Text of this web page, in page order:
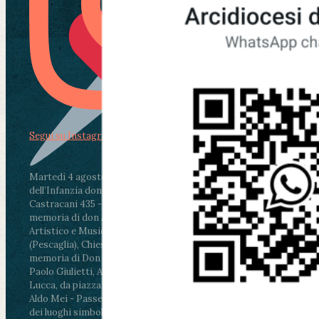
Martedì 4 agosto2026
ore 11:30 - Lucca, Scuola
dell’Infanzia don Aldo Mei - Viale Castruccio
Castracani 435 - Inaugurazione murales in
memoria di don Aldo Mei curato dal Liceo
Artistico e Musicale “Passaglia”
ore 18 - Fiano
(Pescaglia), Chiesa parrocchiale - Messa in
memoria di Don Aldo Mei celebrata da mons.
Paolo Giulietti, Arcivescovo di Lucca
ore 20.30 -
Lucca, da piazza San Michele al Cippo di don
Aldo Mei - Passeggiata della Memoria in alcuni
dei luoghi simbolo della città. Ritrovo alle ore
Segui su Instagram